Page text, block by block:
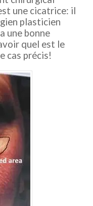
une cicatrice: il
plasticien
une bonne
quel est le
cas précis!